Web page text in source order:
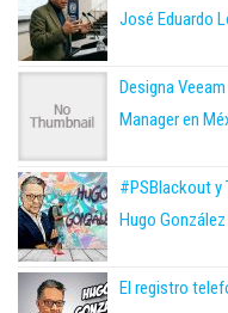
José Eduardo
Designa
Manager en
#PSBlackout
Hugo González
El registro